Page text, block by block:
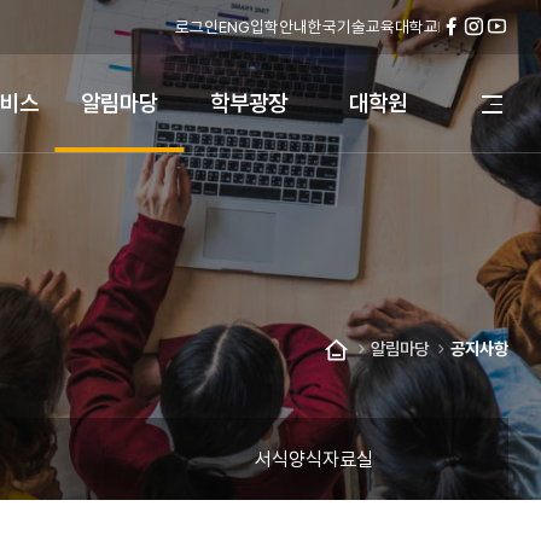
로그인ENG입학안내한국기술교육대학교
페
스
북
인
스
타
그
램
유
브
스 알림마당 학부광장 대학원
전
체
메
뉴
열
홈
알림마당 공지사항
서식양식자료실